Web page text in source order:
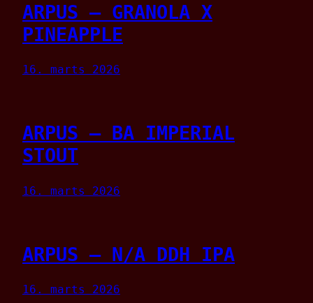
ARPUS – GRANOLA X
PINEAPPLE
16. marts 2026
ARPUS – BA IMPERIAL
STOUT
16. marts 2026
ARPUS – N/A DDH IPA
16. marts 2026